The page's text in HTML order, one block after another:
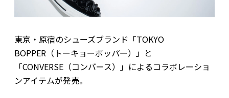
東京・原宿のシューズブランド「TOKYO
BOPPER（トーキョーボッパー）」と
「CONVERSE（コンバース）」によるコラボレーショ
ンアイテムが発売。